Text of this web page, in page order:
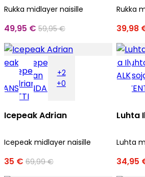
Rukka midlayer naisille
49,95 € 59,95 €
Rukka
39,98
+2
+0
Icepeak Adrian
Icepeak midlayer naisille
35 € 69,99 €
Luhta
Luhta
34,95